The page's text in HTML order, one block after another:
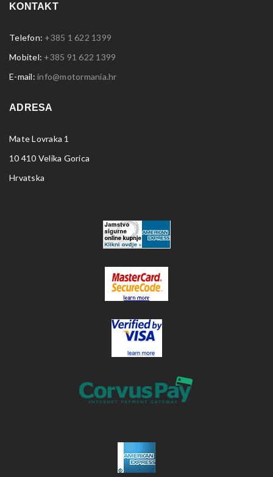
KONTAKT
Telefon: +385 1 622 1399
Mobitel: +385 91 622 1399
E-mail: info@motormania.hr
ADRESA
Mate Lovraka 1
10 410 Velika Gorica
Hrvatska